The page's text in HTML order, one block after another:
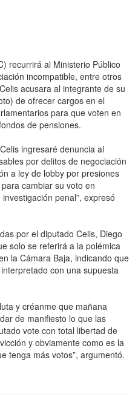
recurrirá al Ministerio Público
incompatible, entre otros
acusara al integrante de su
de ofrecer cargos en el
para que voten en
de pensiones.
ingresaré denuncia al
por delitos de negociación
a ley de lobby por presiones
cambiar su voto en
penal”, expresó
por el diputado Celis, Diego
solo se referirá a la polémica
la Cámara Baja, indicando que
con una supuesta
y créanme que mañana
de manifiesto lo que las
vote con total libertad de
y obviamente como es la
tenga más votos”, argumentó.